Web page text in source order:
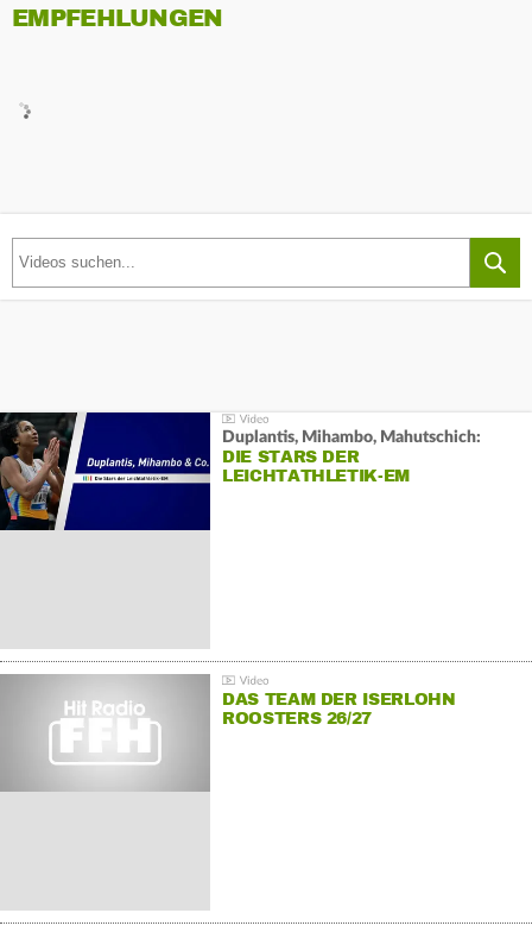
EMPFEHLUNGEN
Duplantis, Mihambo, Mahutschich:
DIE STARS DER
LEICHTATHLETIK-EM
DAS TEAM DER ISERLOHN
ROOSTERS 26/27